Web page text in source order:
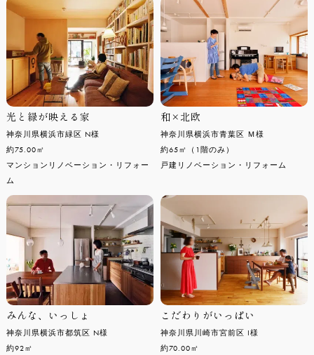
光と緑が映える家
神奈川県横浜市緑区 N様
約75.00㎡
マンションリノベーション・リフォー
ム
和×北欧
神奈川県横浜市青葉区 Ｍ様
約65㎡（1階のみ）
戸建リノベーション・リフォーム
みんな、いっしょ
神奈川県横浜市都筑区 N様
こだわりがいっぱい
神奈川県川崎市宮前区 I様